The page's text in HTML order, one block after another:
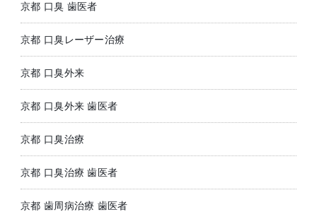
京都 口臭 歯医者
京都 口臭レーザー治療
京都 口臭外来
京都 口臭外来 歯医者
京都 口臭治療
京都 口臭治療 歯医者
京都 歯周病治療 歯医者